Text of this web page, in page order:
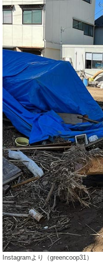
Instagramより（greencoop31）